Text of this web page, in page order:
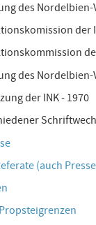
des
des
der INK - 1970
(auch